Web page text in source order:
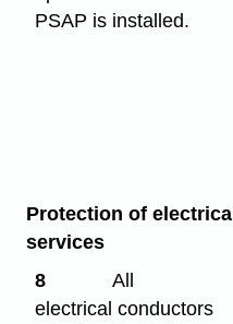
PSAP is installed.
Protection of electrical
services
8
All
electrical conductors